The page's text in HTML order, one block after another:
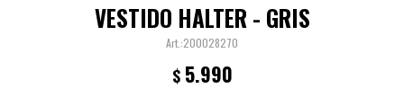
VESTIDO HALTER - GRIS
200028270
$ 5.990